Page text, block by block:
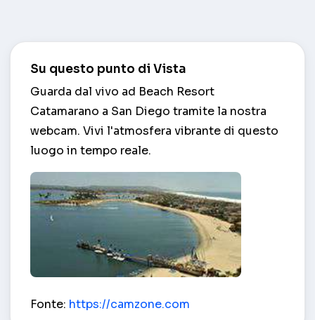
Su questo punto di Vista
Guarda dal vivo ad Beach Resort
Catamarano a San Diego tramite la nostra
webcam. Vivi l'atmosfera vibrante di questo
luogo in tempo reale.
Fonte: https://camzone.com